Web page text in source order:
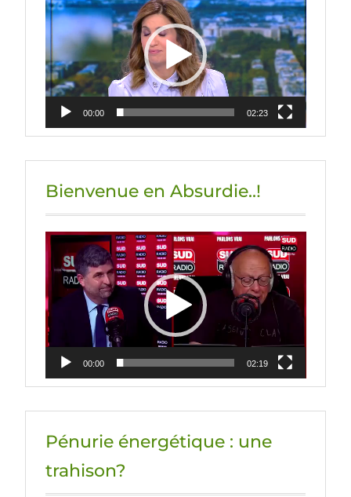
vidéo
00:00 02:23
Bienvenue en Absurdie..!
Lecteur
vidéo
00:00 02:19
Pénurie énergétique : une
trahison?